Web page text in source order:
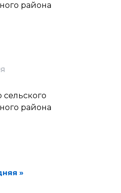
района
сельского
района
»